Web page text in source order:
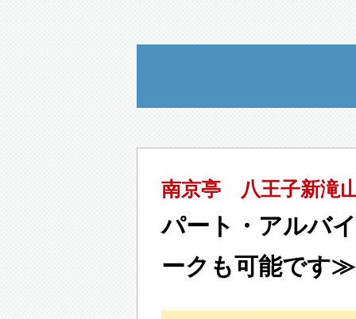
南京亭 八王子新滝
パート・アルバ
ークも可能です≫